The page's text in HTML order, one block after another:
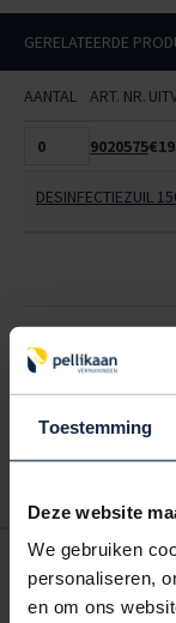
Toestemming
Deze website
We gebruiken
personaliseren,
en om ons
GERELATEERDE
AANTAL ART. NR.
9020575
DESINFECTIEZUIL
Hoe werkt een
Wanneer u bent
Gebruik bestel- en
te bestellen. Uw
account. Dat pakt
Voor een